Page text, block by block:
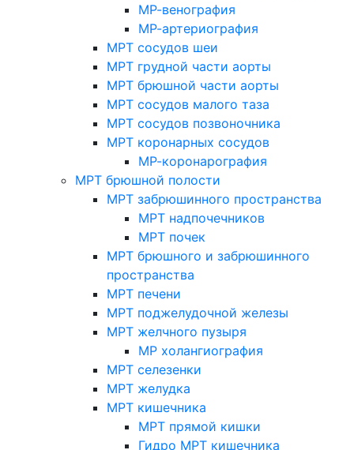
МР-венография
МР-артериография
МРТ сосудов шеи
МРТ грудной части аорты
МРТ брюшной части аорты
МРТ сосудов малого таза
МРТ сосудов позвоночника
МРТ коронарных сосудов
МР-коронарография
МРТ брюшной полости
МРТ забрюшинного пространства
МРТ надпочечников
МРТ почек
МРТ брюшного и забрюшинного
пространства
МРТ печени
МРТ поджелудочной железы
МРТ желчного пузыря
МР холангиография
МРТ селезенки
МРТ желудка
МРТ кишечника
МРТ прямой кишки
Гидро МРТ кишечника